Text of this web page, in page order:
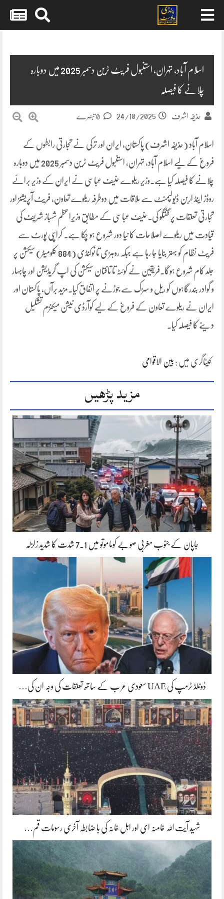
اسلام آباد، تہران، استنبول فریٹ ٹرین دسمبر 2025 میں دوبارہ
چلانے کا فیصلہ
حذیفہ اشرف 24/10/2025
اسلام آباد (حذیفہ اشرف) پاکستان، ایران اور ترکی نے تجارتی رابطوں کے
فروغ کے لیے اسلام آباد، تہران، استنبول فریٹ ٹرین دسمبر 2025 میں دوبارہ
چلانے کا فیصلہ کیا ہے۔وزیر ریلوے حنیف عباسی نے ایران کے وزیر برائے
روڈز اینڈ اربن ڈیولپمنٹ سے ملاقات میں دوطرفہ ریلوے تعاون، فریٹ آپریشنز اور
تجارتی تعلقات پر گفتگو کی۔حنیف عباسی کے مطابق وزیرِاعظم شہباز شریف کی
قیادت میں ریلوے اصلاحات کا نیا دور شروع ہو چکا ہے۔ کراچی پورٹ سے
فریٹ نظام کو بہتر بنایا جا رہا ہے جبکہ روہڑی تا نوکنڈی (884 کلومیٹر) سیکشن پر
جلد کام شروع ہوگا۔فریقین نے کوئٹہ تا تافتان سیکشن کی اپ گریڈیشن اور چابہار
و گوادر بندرگاہوں کو ریل و سڑک سے جوڑنے پر اتفاق کیا۔مزید برآں، پاکستان اور
ایران نے ریلوے تعاون کے فروغ کے لیے کوآرڈی نیشن میکنزم تشکیل
دینے کا فیصلہ کیا۔
کیٹاگری میں : بین الاقوامی
مزید پڑھیں
جاپان کے جنوب مغربی صوبے کوماموتو میں 7.1 شدت کا شدید زلزلہ
ڈونلڈ ٹرمپ کی UAE سعودی عر ب کے ساتھ تعلقات کی وجہ ان کی…
شہید آیت اللہ خامنہ ای اور اہل خانہ کی با ضابطہ آخری رسومات قم…